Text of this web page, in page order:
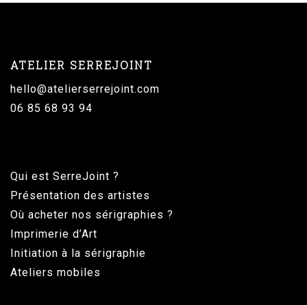
ATELIER SERREJOINT
hello@atelierserrejoint.com
06 85 68 93 94
Qui est SerreJoint ?
Présentation des artistes
Où acheter nos sérigraphies ?
Imprimerie d’Art
Initiation à la sérigraphie
Ateliers mobiles